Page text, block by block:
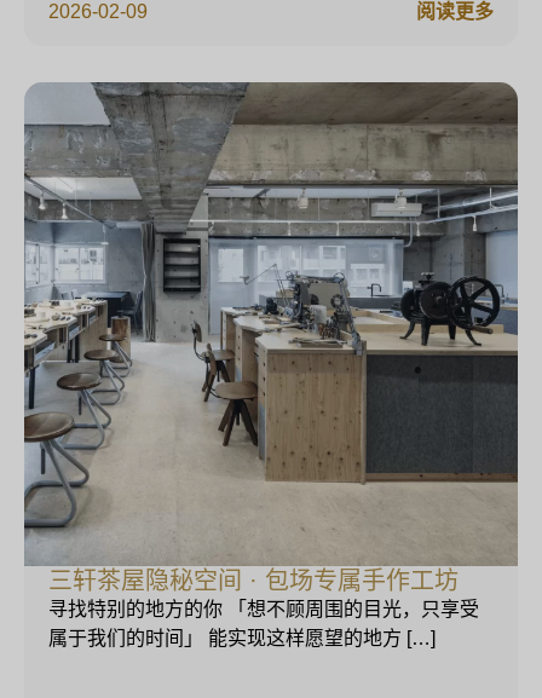
2026-02-09 阅读更多
三轩茶屋隐秘空间 · 包场专属手作工坊
寻找特别的地方的你 「想不顾周围的目光，只享受
属于我们的时间」 能实现这样愿望的地方 […]